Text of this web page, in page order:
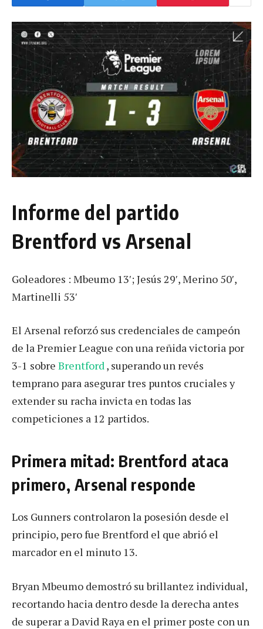
Informe del partido
Brentford vs Arsenal
Goleadores : Mbeumo 13′; Jesús 29′, Merino 50′,
Martinelli 53′
El Arsenal reforzó sus credenciales de campeón
de la Premier League con una reñida victoria por
3-1 sobre Brentford, superando un revés
temprano para asegurar tres puntos cruciales y
extender su racha invicta en todas las
competiciones a 12 partidos.
Primera mitad: Brentford ataca
primero, Arsenal responde
Los Gunners controlaron la posesión desde el
principio, pero fue Brentford el que abrió el
marcador en el minuto 13.
Bryan Mbeumo demostró su brillantez individual,
recortando hacia dentro desde la derecha antes
de superar a David Raya en el primer poste con un